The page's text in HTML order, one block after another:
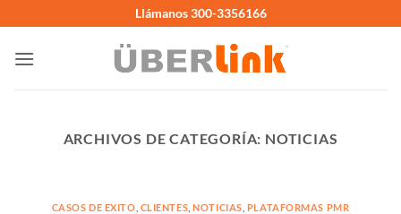
al
contenido
Llámanos 300-3356166
ARCHIVOS DE CATEGORÍA: NOTICIAS
CASOS DE EXITO CLIENTES ,NOTICIAS PLATAFORMAS PMR